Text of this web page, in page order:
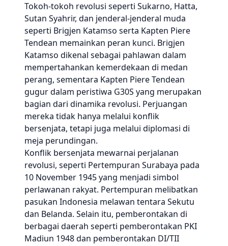
Tokoh-tokoh revolusi seperti Sukarno, Hatta,
Sutan Syahrir, dan jenderal-jenderal muda
seperti Brigjen Katamso serta Kapten Piere
Tendean memainkan peran kunci. Brigjen
Katamso dikenal sebagai pahlawan dalam
mempertahankan kemerdekaan di medan
perang, sementara Kapten Piere Tendean
gugur dalam peristiwa G30S yang merupakan
bagian dari dinamika revolusi. Perjuangan
mereka tidak hanya melalui konflik
bersenjata, tetapi juga melalui diplomasi di
meja perundingan.
Konflik bersenjata mewarnai perjalanan
revolusi, seperti Pertempuran Surabaya pada
10 November 1945 yang menjadi simbol
perlawanan rakyat. Pertempuran melibatkan
pasukan Indonesia melawan tentara Sekutu
dan Belanda. Selain itu, pemberontakan di
berbagai daerah seperti pemberontakan PKI
Madiun 1948 dan pemberontakan DI/TII